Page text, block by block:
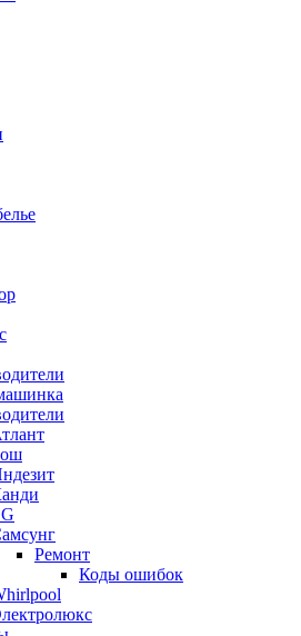
Ремонт
Коды ошибок